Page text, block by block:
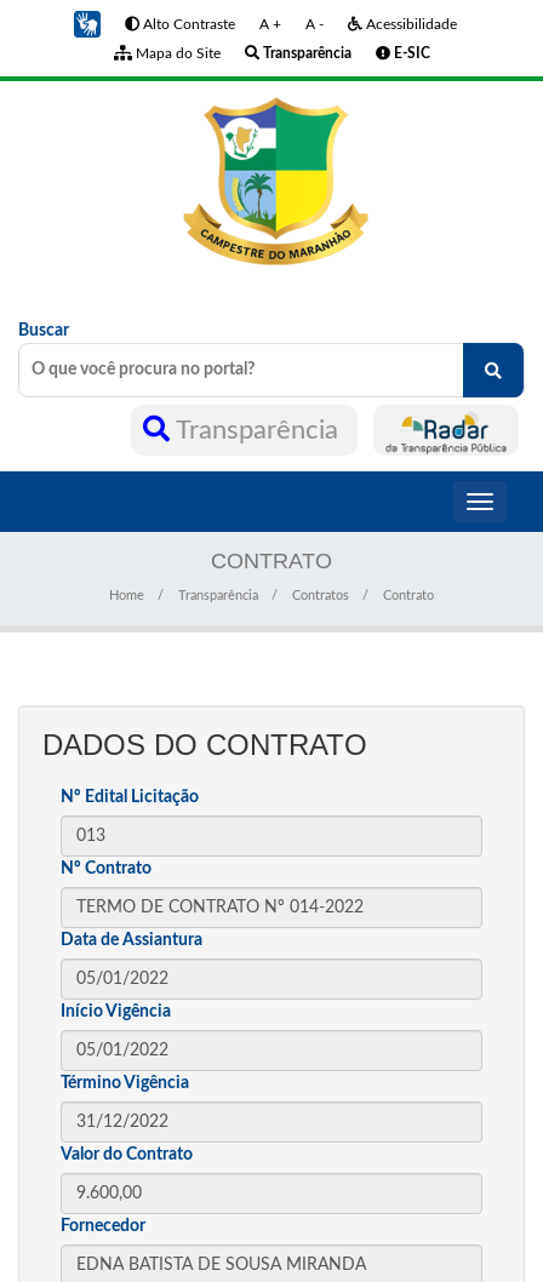
Alto Contraste A + A -
Acessibilidade
Mapa do Site
Transparência E-SIC
Buscar
Transparência
Toggle
CONTRATO
Home Transparência Contratos Contrato
DADOS DO CONTRATO
Nº Edital Licitação
Nº Contrato
Data de Assiantura
Início Vigência
Término Vigência
Valor do Contrato
Fornecedor